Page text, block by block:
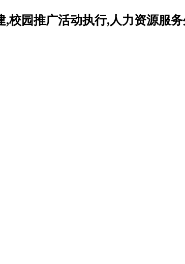
校园推广活动执行,人力资源服